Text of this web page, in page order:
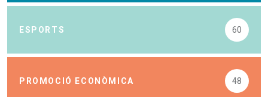
ESPORTS 60
PROMOCIÓ ECONÒMICA 48